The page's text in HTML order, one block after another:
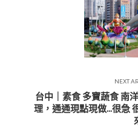
NEXT
台中｜素食 多寶蔬食 南
理，通通現點現做...很急